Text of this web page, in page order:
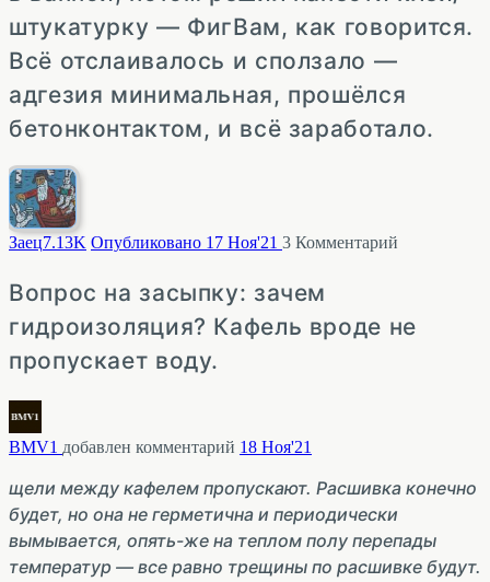
штукатурку — ФигВам, как говорится.
Всё отслаивалось и сползало —
адгезия минимальная, прошёлся
бетонконтактом, и всё заработало.
Заец7.13K Опубликовано 17 Ноя'21 3 Комментарий
Вопрос на засыпку: зачем
гидроизоляция? Кафель вроде не
пропускает воду.
BMV1 добавлен комментарий 18 Ноя'21
щели между кафелем пропускают. Расшивка конечно
будет, но она не герметична и периодически
вымывается, опять-же на теплом полу перепады
температур — все равно трещины по расшивке будут.